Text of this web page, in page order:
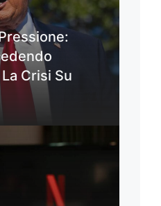
Crisi Su